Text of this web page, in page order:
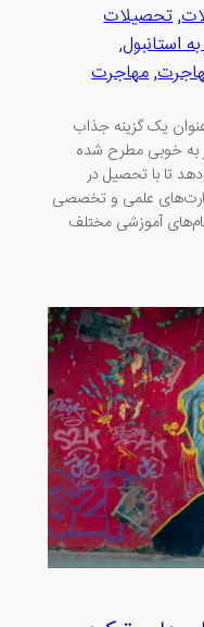
, تحصیلات
استانبول,
, مهاجرت
یک گزینه جذاب
به خوبی مطرح شده
تا با تحصیل در
مهارت‌های علمی و تخصصی
آموزشی مختلف